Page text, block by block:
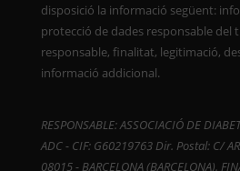
disposició la informació següent:
protecció de dades responsable del
responsable, finalitat, legitimació,
informació addicional.
RESPONSABLE: ASSOCIACIÓ DE
ADC - CIF: G60219763 Dir. Postal: C/
08015 - BARCELONA (BARCELONA).